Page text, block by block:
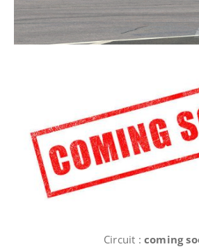
Circuit : coming